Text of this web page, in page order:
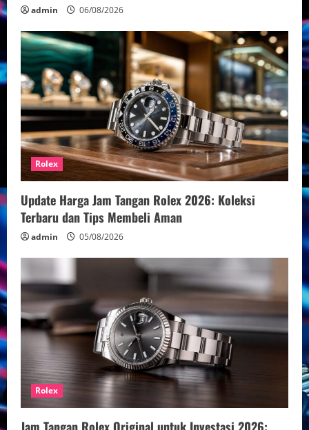
admin 06/08/2026
Rolex
Update Harga Jam Tangan Rolex 2026: Koleksi
Terbaru dan Tips Membeli Aman
admin 05/08/2026
Rolex